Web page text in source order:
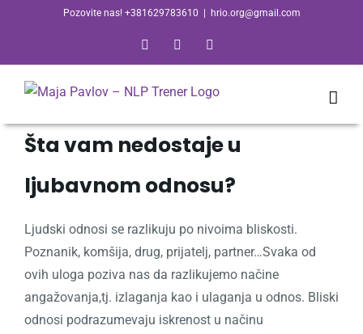
Pozovite nas! +381629783610 hrio.org@gmail.com
FacebookEmail
Šta vam nedostaje u
ljubavnom odnosu?
Ljudski odnosi se razlikuju po nivoima bliskosti.
Poznanik, komšija, drug, prijatelj, partner…Svaka od
ovih uloga poziva nas da razlikujemo načine
angažovanja,tj. izlaganja kao i ulaganja u odnos. Bliski
odnosi podrazumevaju iskrenost u načinu